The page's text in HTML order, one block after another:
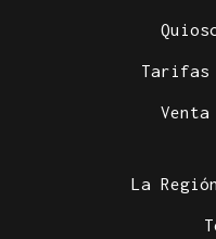
Tarifas
Venta
La